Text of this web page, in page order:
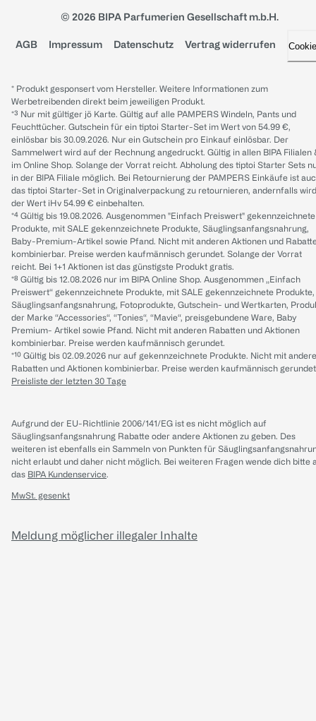
© 2026 BIPA Parfumerien Gesellschaft m.b.H.
AGB Impressum Datenschutz Vertrag widerrufen
* Produkt gesponsert vom Hersteller. Weitere Informationen zum
Werbetreibenden direkt beim jeweiligen Produkt.
*³ Nur mit gültiger jö Karte. Gültig auf alle PAMPERS Windeln, Pants und
Feuchttücher. Gutschein für ein tiptoi Starter-Set im Wert von 54.99 €,
einlösbar bis 30.09.2026. Nur ein Gutschein pro Einkauf einlösbar. Der
Sammelwert wird auf der Rechnung angedruckt. Gültig in allen BIPA Filialen
im Online Shop. Solange der Vorrat reicht. Abholung des tiptoi Starter Sets
in der BIPA Filiale möglich. Bei Retournierung der PAMPERS Einkäufe ist
das tiptoi Starter-Set in Originalverpackung zu retournieren, andernfalls wird
der Wert iHv 54.99 € einbehalten.
*⁴ Gültig bis 19.08.2026. Ausgenommen "Einfach Preiswert" gekennzeichnete
Produkte, mit SALE gekennzeichnete Produkte, Säuglingsanfangsnahrung,
Baby-Premium-Artikel sowie Pfand. Nicht mit anderen Aktionen und
kombinierbar. Preise werden kaufmännisch gerundet. Solange der Vorrat
reicht. Bei 1+1 Aktionen ist das günstigste Produkt gratis.
*⁸ Gültig bis 12.08.2026 nur im BIPA Online Shop. Ausgenommen „Einfach
Preiswert“ gekennzeichnete Produkte, mit SALE gekennzeichnete Produkte,
Säuglingsanfangsnahrung, Fotoprodukte, Gutschein- und Wertkarten,
der Marke “Accessories“, “Tonies“, “Mavie“, preisgebundene Ware, Baby
Premium- Artikel sowie Pfand. Nicht mit anderen Rabatten und Aktionen
kombinierbar. Preise werden kaufmännisch gerundet.
*¹⁰ Gültig bis 02.09.2026 nur auf gekennzeichnete Produkte. Nicht mit
Rabatten und Aktionen kombinierbar. Preise werden kaufmännisch
Preisliste der letzten 30 Tage
Aufgrund der EU-Richtlinie 2006/141/EG ist es nicht möglich auf
Säuglingsanfangsnahrung Rabatte oder andere Aktionen zu geben. Des
weiteren ist ebenfalls ein Sammeln von Punkten für
nicht erlaubt und daher nicht möglich. Bei weiteren Fragen wende dich bitte
das BIPA Kundenservice.
MwSt. gesenkt
Meldung möglicher illegaler Inhalte